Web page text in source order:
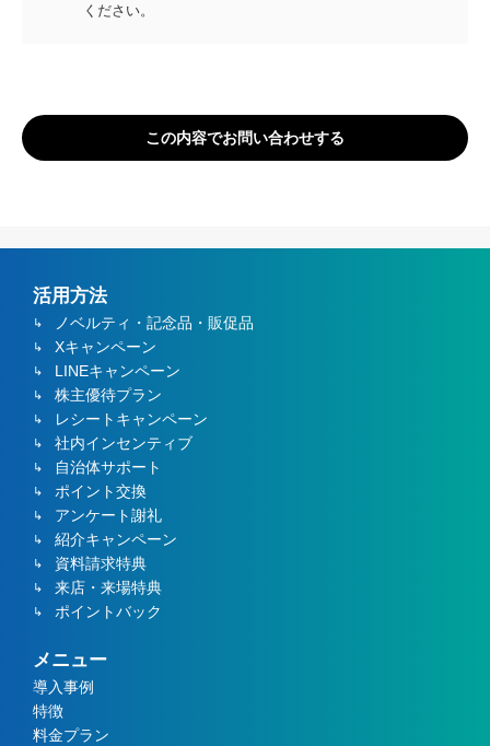
ください。
この内容でお問い合わせする
活用方法
ノベルティ・記念品・販促品
Xキャンペーン
LINEキャンペーン
株主優待プラン
レシートキャンペーン
社内インセンティブ
自治体サポート
ポイント交換
アンケート謝礼
紹介キャンペーン
資料請求特典
来店・来場特典
ポイントバック
メニュー
導入事例
特徴
料金プラン